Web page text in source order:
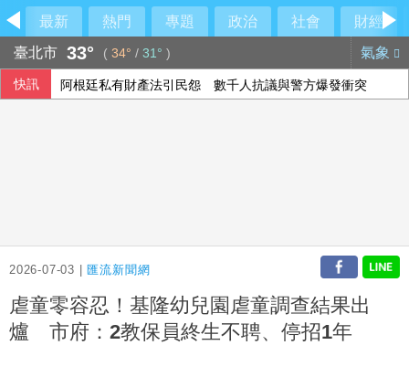
最新 熱門 專題 政治 社會
財經
臺北市 33° ( 34° / 31° ) 氣象
快訊 阿根廷私有財產法引民怨 數千人抗議與警方爆發衝突
2026-07-03 | 匯流新聞網
虐童零容忍！基隆幼兒園虐童調查結果出
爐 市府：2教保員終生不聘、停招1年